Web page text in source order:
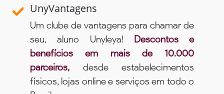
UnyVantagens
Um clube de vantagens para chamar de
seu, aluno Unyleya! Descontos e
benefícios em mais de 10.000
parceiros, desde estabelecimentos
físicos, lojas online e serviços em todo o